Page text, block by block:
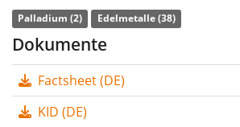
Fondsvolumen von 136 Mio. CHF
9. Mai 2007 in Schweiz aufgelegt
Palladium (2) Edelmetalle (38)
Dokumente
Factsheet (DE)
KID (DE)